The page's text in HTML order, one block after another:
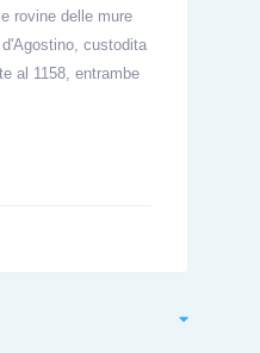
rovine delle mure
custodita
al 1158, entrambe